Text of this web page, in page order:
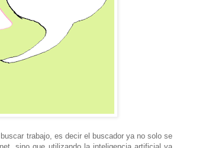
trabajo, es decir el buscador ya no solo se